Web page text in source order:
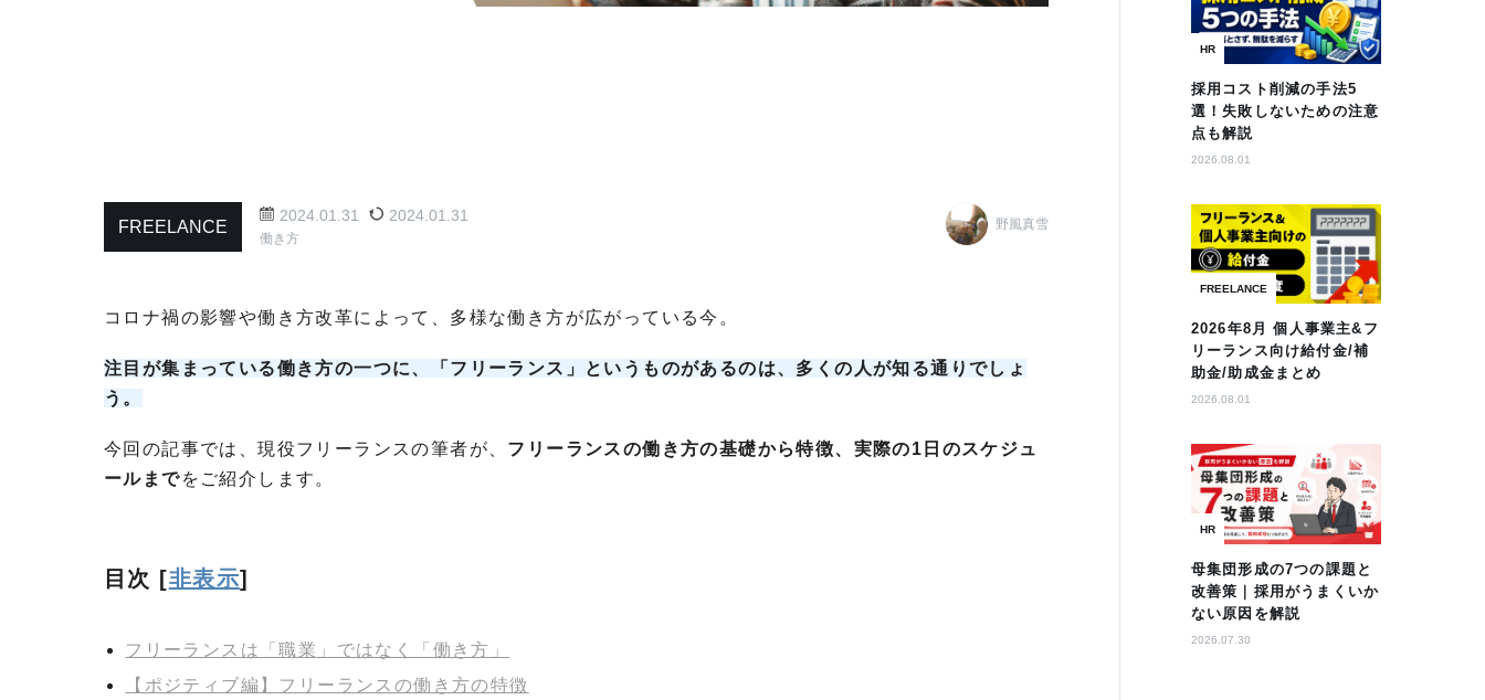
FREELANCE 野風真雪
2024.01.31 2024.01.31
働き方
コロナ禍の影響や働き方改革によって、多様な働き方が広がっている今。
注目が集まっている働き方の一つに、「フリーランス」というものがあるのは、多くの人が知る通りでしょ
う。
今回の記事では、現役フリーランスの筆者が、 フリーランスの働き方の基礎から特徴、実際の1日のスケジュ
ールまでをご紹介します。
目次 [非表示]
フリーランスは「職業」ではなく「働き方」
【ポジティブ編】フリーランスの働き方の特徴
HR
採用コスト削減の手法5
選！失敗しないための注意
点も解説
2026.08.01
FREELANCE
2026年8月 個人事業主&フ
リーランス向け給付金/補
助金/助成金まとめ
2026.08.01
HR
母集団形成の7つの課題と
改善策｜採用がうまくいか
ない原因を解説
2026.07.30